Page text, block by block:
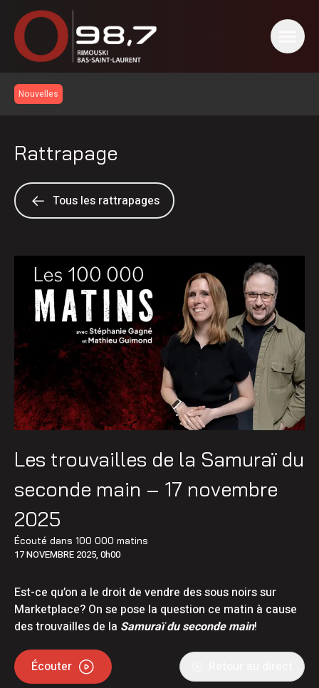
Nouvelles
Rattrapage
Tous les rattrapages
Les trouvailles de la Samuraï du
seconde main – 17 novembre
2025
Écouté dans 100 000 matins
17 NOVEMBRE 2025, 0h00
Est-ce qu’on a le droit de vendre des sous noirs sur
Marketplace? On se pose la question ce matin à cause
des trouvailles de la Samuraï du seconde main!
Écouter